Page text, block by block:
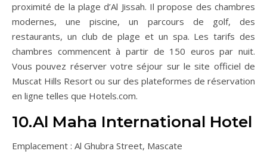
proximité de la plage d’Al Jissah. Il propose des chambres
modernes, une piscine, un parcours de golf, des
restaurants, un club de plage et un spa. Les tarifs des
chambres commencent à partir de 150 euros par nuit.
Vous pouvez réserver votre séjour sur le site officiel de
Muscat Hills Resort ou sur des plateformes de réservation
en ligne telles que Hotels.com.
10.Al Maha International Hotel
Emplacement : Al Ghubra Street, Mascate